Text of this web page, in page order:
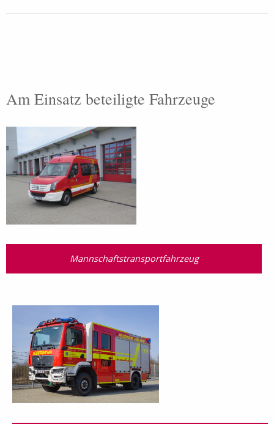
Am Einsatz beteiligte Fahrzeuge
Mannschaftstransport­fahrzeug